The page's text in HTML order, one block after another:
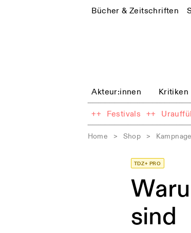
Bücher & Zeitschriften
Akteur:innen Kritiken
++ Festivals ++
Home > Shop >
TDZ+ PRO
sind